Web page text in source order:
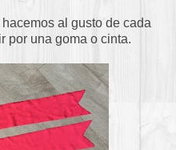
al gusto de cada
por una goma o cinta.